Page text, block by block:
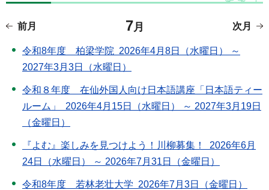
前月 7月 次月
令和8年度 柏梁学院 2026年4月8日（水曜日） ～
2027年3月3日（水曜日）
令和８年度 在仙外国人向け日本語講座「日本語ティー
ルーム」 2026年4月15日（水曜日） ～ 2027年3月19日
（金曜日）
『よむ』楽しみを見つけよう！川柳募集！ 2026年6月
24日（水曜日） ～ 2026年7月31日（金曜日）
令和8年度 若林老壮大学 2026年7月3日（金曜日）